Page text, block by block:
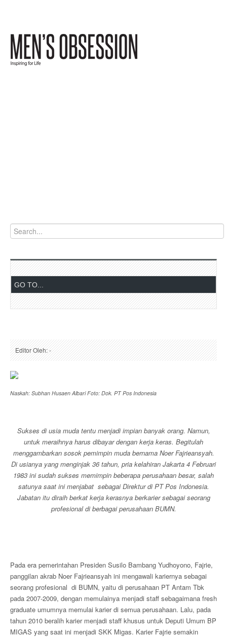
Editor Oleh: -
Naskah: Subhan Husaen Albari Foto: Dok. PT Pos Indonesia
Sukses di usia muda tentu menjadi impian banyak orang. Namun,
untuk meraihnya harus dibayar dengan kerja keras. Begitulah
menggambarkan sosok pemimpin muda bernama Noer Fajrieansyah.
Di usianya yang menginjak 36 tahun, pria kelahiran Jakarta 4 Februari
1983 ini sudah sukses memimpin beberapa perusahaan besar, salah
satunya saat ini menjabat sebagai Direktur di PT Pos Indonesia.
Jabatan itu diraih berkat kerja kerasnya berkarier sebagai seorang
profesional di berbagai perusahaan BUMN.
Pada era pemerintahan Presiden Susilo Bambang Yudhoyono, Fajrie,
panggilan akrab Noer Fajrieansyah ini mengawali kariernya sebagai
seorang profesional di BUMN, yaitu di perusahaan PT Antam Tbk
pada 2007-2009, dengan memulainya menjadi staff sebagaimana fresh
graduate umumnya memulai karier di semua perusahaan. Lalu, pada
tahun 2010 beralih karier menjadi staff khusus untuk Deputi Umum BP
MIGAS yang saat ini menjadi SKK Migas. Karier Fajrie semakin